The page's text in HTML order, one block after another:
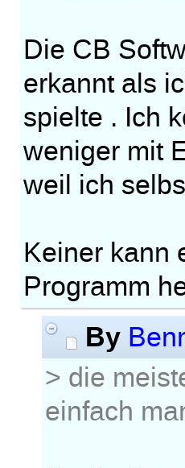
Die CB
erkannt als
spielte . Ich
weniger mit
weil ich
Keiner kann
Programm
By
> die
einfach